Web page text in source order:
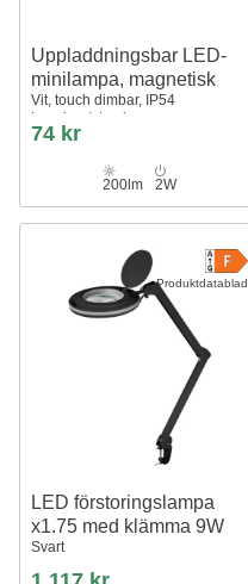
Uppladdningsbar LED-
minilampa, magnetisk
Vit, touch dimbar, IP54
inomhus/utomhus
74 kr
200lm 2W
Produktdatablad
LED förstoringslampa
x1.75 med klämma 9W
Svart